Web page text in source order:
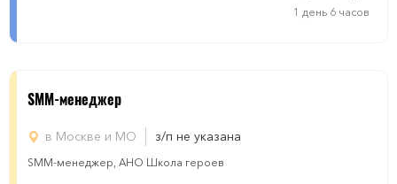
1 день 6 часов
SMM-менеджер
в Москве и МО з/п не указана
SMM-менеджер, АНО Школа героев